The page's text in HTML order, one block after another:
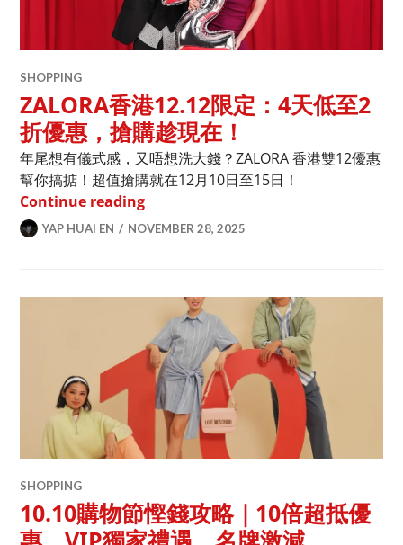
SHOPPING
ZALORA香港12.12限定：4天低至2
折優惠，搶購趁現在！
年尾想有儀式感，又唔想洗大錢？ZALORA 香港雙12優惠
幫你搞掂！超值搶購就在12月10日至15日！
Continue readingZALORA香港12.12限定：4天低至2折
YAP HUAI EN NOVEMBER 28, 2025
SHOPPING
10.10購物節慳錢攻略｜10倍超抵優